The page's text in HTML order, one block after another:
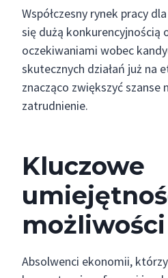
Współczesny rynek pracy
się dużą konkurencyjnością
oczekiwaniami wobec
skutecznych działań już na
znacząco zwiększyć szanse
zatrudnienie.
Kluczowe
Absolwenci ekonomii,